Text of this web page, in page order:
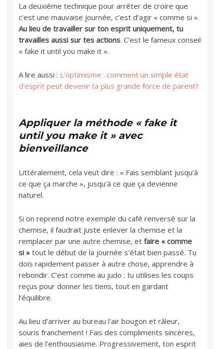
La deuxième technique pour arrêter de croire que
c’est une mauvaise journée, c’est d’agir « comme si ».
Au lieu de travailler sur ton esprit uniquement, tu
travailles aussi sur tes actions. C’est le fameux conseil
« fake it until you make it ».
A lire aussi : L’optimisme : comment un simple état
d’esprit peut devenir ta plus grande force de parent?
Appliquer la méthode « fake it
until you make it » avec
bienveillance
Littéralement, cela veut dire : « Fais semblant jusqu’à
ce que ça marche », jusqu’à ce que ça devienne
naturel.
Si on reprend notre exemple du café renversé sur la
chemise, il faudrait juste enlever la chemise et la
remplacer par une autre chemise, etfaire « comme
si »tout le début de la journée s’était bien passé. Tu
dois rapidement passer à autre chose, apprendre à
rebondir. C’est comme au judo : tu utilises les coups
reçus pour donner les tiens, tout en gardant
l’équilibre.
Au lieu d’arriver au bureau l’air bougon et râleur,
souris franchement ! Fais des compliments sincères,
aies de l’enthousiasme. Progressivement, ton esprit